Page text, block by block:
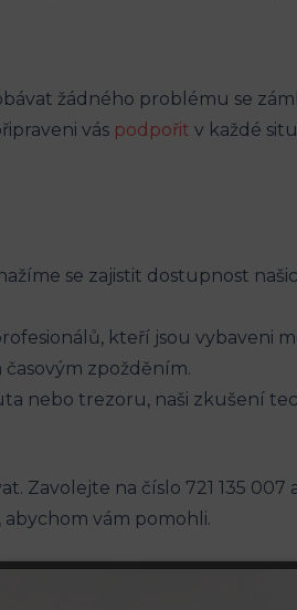
žádného problému se
vás podpořit v každé
se zajistit dostupnost
kteří jsou vybaveni
zpožděním.
nebo trezoru, naši zkušení
Zavolejte na číslo 721 135 007
vám pomohli.